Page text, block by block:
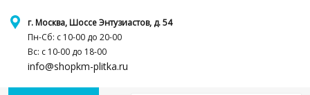
г. Москва, Шоссе Энтузиастов, д. 54
Пн-Сб: с 10-00 до 20-00
Вс: с 10-00 до 18-00
info@shopkm-plitka.ru